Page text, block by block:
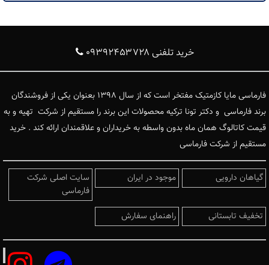
خرید تلفنی ۰۹۳۹۲۴۵۳۷۲۸
فارماسی مایا کازمتیک مفتخر است که از سال ۱۳۹۸ بعنوان یکی از فروشندگان
برند فارماسی و دکتر تونا ترکیه محصولات این برند را مستقیم از شرکت تهیه و به
قیمت کاتالوگ همان ماه بدون واسطه به خریداران و علاقمندان ارائه کند . خرید
مستقیم از شرکت فارماسی
گیاهان دارویی موجود در ایران
سایت اصلی شرکت
فارماسی
تخفیف تابستانی
راهنمای سفارش